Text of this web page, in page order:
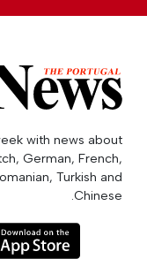
with news about
German, French,
Turkish and
Chinese.